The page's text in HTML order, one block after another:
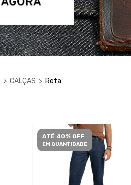
> CALÇAS > Reta
ATÉ 40% OFF
EM QUANTIDADE